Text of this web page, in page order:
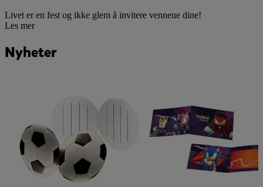
Livet er en fest og ikke glem å invitere vennene dine!
Les mer
Nyheter